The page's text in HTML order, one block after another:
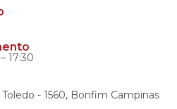
17:30
- 1560, Bonfim Campinas